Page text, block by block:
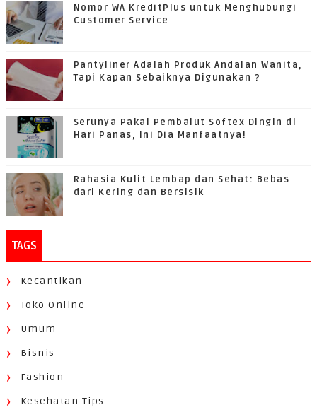
Nomor WA KreditPlus untuk Menghubungi
Customer Service
Pantyliner Adalah Produk Andalan Wanita,
Tapi Kapan Sebaiknya Digunakan ?
Serunya Pakai Pembalut Softex Dingin di
Hari Panas, Ini Dia Manfaatnya!
Rahasia Kulit Lembap dan Sehat: Bebas
dari Kering dan Bersisik
TAGS
Kecantikan
Toko Online
Umum
Bisnis
Fashion
Kesehatan Tips